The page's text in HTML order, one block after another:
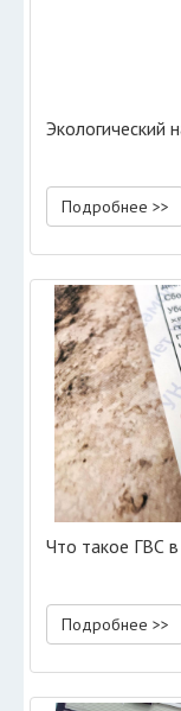
Экологический
Подробнее >>
Что такое ГВС в
Подробнее >>